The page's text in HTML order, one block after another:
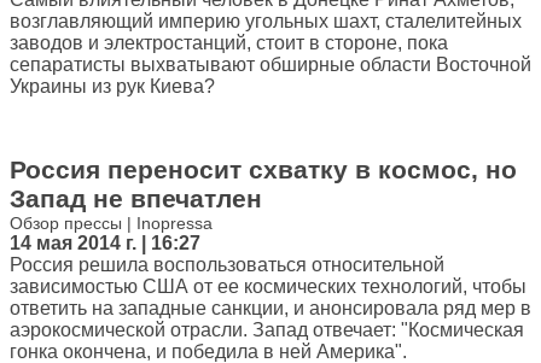
возглавляющий империю угольных шахт, сталелитейных
заводов и электростанций, стоит в стороне, пока
сепаратисты выхватывают обширные области Восточной
Украины из рук Киева?
Россия переносит схватку в космос, но
Запад не впечатлен
Обзор прессы | Inopressa
14 мая 2014 г. | 16:27
Россия решила воспользоваться относительной
зависимостью США от ее космических технологий, чтобы
ответить на западные санкции, и анонсировала ряд мер в
аэрокосмической отрасли. Запад отвечает: "Космическая
гонка окончена, и победила в ней Америка".